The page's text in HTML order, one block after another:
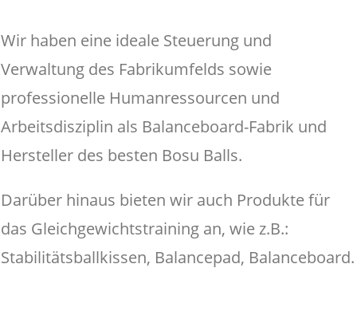
Wir haben eine ideale Steuerung und
Verwaltung des Fabrikumfelds sowie
professionelle Humanressourcen und
Arbeitsdisziplin als Balanceboard-Fabrik und
Hersteller des besten Bosu Balls.
Darüber hinaus bieten wir auch Produkte für
das Gleichgewichtstraining an, wie z.B.:
Stabilitätsballkissen, Balancepad, Balanceboard.